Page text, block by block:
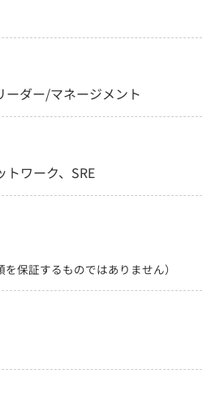
ーダー/マネージメント
ワーク、SRE
を保証するものではありません）